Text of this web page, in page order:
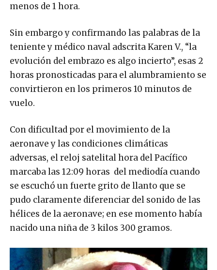
menos de 1 hora.
Sin embargo y confirmando las palabras de la
teniente y médico naval adscrita Karen V., “la
evolución del embrazo es algo incierto”, esas 2
horas pronosticadas para el alumbramiento se
convirtieron en los primeros 10 minutos de
vuelo.
Con dificultad por el movimiento de la
aeronave y las condiciones climáticas
adversas, el reloj satelital hora del Pacífico
marcaba las 12:09 horas del mediodía cuando
se escuchó un fuerte grito de llanto que se
pudo claramente diferenciar del sonido de las
hélices de la aeronave; en ese momento había
nacido una niña de 3 kilos 300 gramos.